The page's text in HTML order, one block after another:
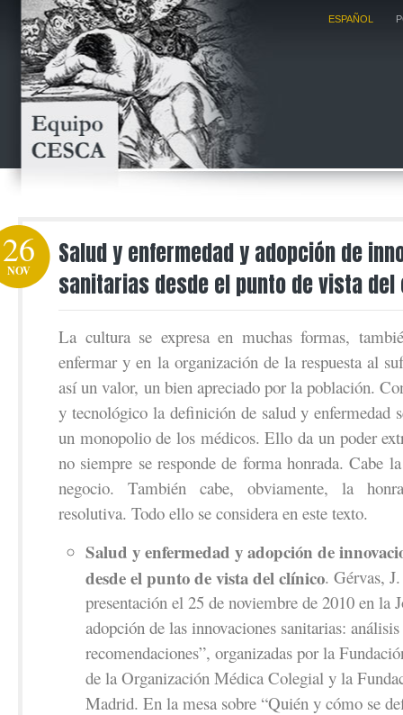
ESPAÑOL
Salud y enfermedad y adopción de
sanitarias desde el punto de vista
26
NOV
La cultura se expresa en muchas formas,
enfermar y en la organización de la respuesta al
así un valor, un bien apreciado por la población.
y tecnológico la definición de salud y enfermedad
un monopolio de los médicos. Ello da un poder
no siempre se responde de forma honrada. Cabe
negocio. También cabe, obviamente, la
resolutiva. Todo ello se considera en este texto.
Salud y enfermedad y adopción de
desde el punto de vista del clínico. Gérvas,
presentación el 25 de noviembre de 2010 en la
adopción de las innovaciones sanitarias:
recomendaciones”, organizadas por la
de la Organización Médica Colegial y la
Madrid. En la mesa sobre “Quién y cómo se